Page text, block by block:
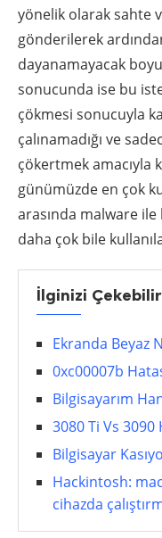
yönelik olarak sahte
gönderilerek
dayanamayacak
sonucunda ise bu
çökmesi sonucuyla
çalınamadığı ve
çökertmek amacıyla
günümüzde en çok
arasında malware ile
daha çok bile
İlginizi Çekebilir
Ekranda Beyaz
0xc00007b
Bilgisayarım
3080 Ti Vs 3090
Bilgisayar
Hackintosh:
cihazda